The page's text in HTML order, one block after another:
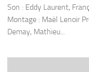
Son : Eddy Laurent,
Montage : Maël Lenoir
Demay, Mathieu...